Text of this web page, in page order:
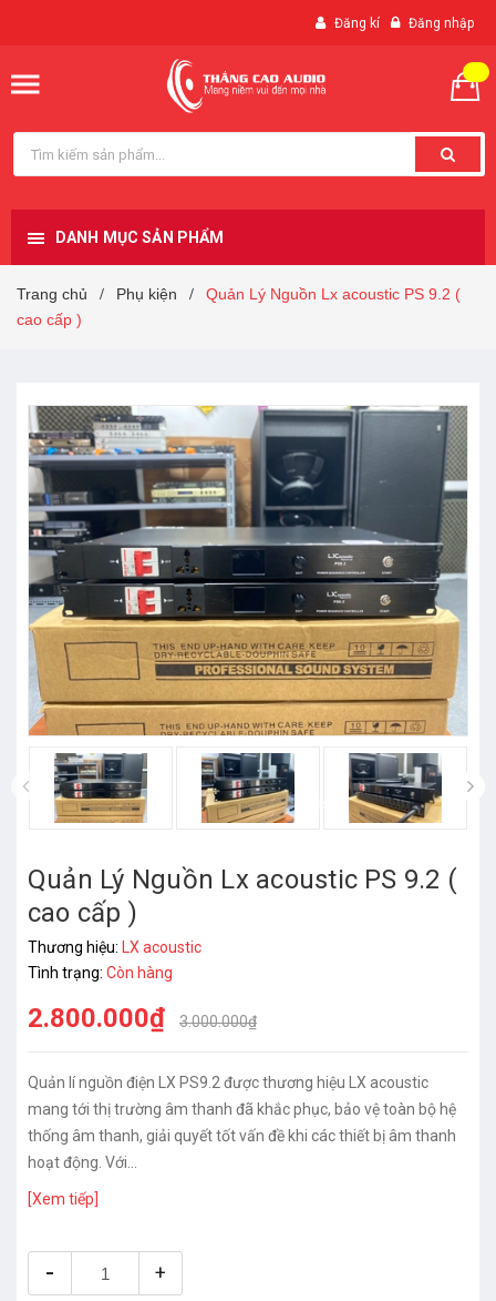
Đăng kí Đăng nhập
DANH MỤC SẢN PHẨM
Trang chủ / Phụ kiện /
Quản Lý Nguồn Lx acoustic PS 9.2 (
cao cấp )
Quản Lý Nguồn Lx acoustic PS 9.2 (
cao cấp )
Thương hiệu:
LX acoustic
Tình trạng: Còn hàng
2.800.000₫ 3.000.000₫
Quản lí nguồn điện LX PS9.2 được thương hiệu LX acoustic
mang tới thị trường âm thanh đã khắc phục, bảo vệ toàn bộ hệ
thống âm thanh, giải quyết tốt vấn đề khi các thiết bị âm thanh
hoạt động. Với...
[Xem tiếp]
- +